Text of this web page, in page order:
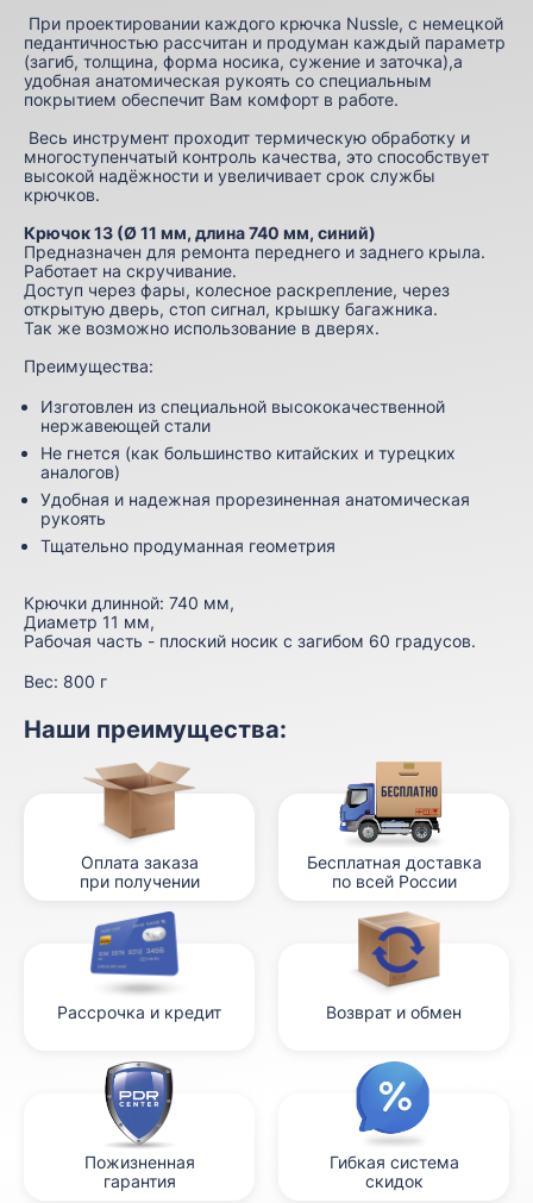
При проектировании каждого крючка Nussle, с немецкой
педантичностью рассчитан и продуман каждый параметр
(загиб, толщина, форма носика, сужение и заточка),а
удобная анатомическая рукоять со специальным
покрытием обеспечит Вам комфорт в работе.
Весь инструмент проходит термическую обработку и
многоступенчатый контроль качества, это способствует
высокой надёжности и увеличивает срок службы
крючков.
Крючок 13 (Ø 11 мм, длина 740 мм, синий)
Предназначен для ремонта переднего и заднего крыла.
Работает на скручивание.
Доступ через фары, колесное раскрепление, через
открытую дверь, стоп сигнал, крышку багажника.
Так же возможно использование в дверях.
Преимущества:
Изготовлен из специальной высококачественной
нержавеющей стали
Не гнется (как большинство китайских и турецких
аналогов)
Удобная и надежная прорезиненная анатомическая
рукоять
Тщательно продуманная геометрия
Крючки длинной: 740 мм,
Диаметр 11 мм,
Рабочая часть - плоский носик с загибом 60 градусов.
Вес: 800 г
Наши преимущества:
Оплата заказа
при получении
Бесплатная доставка
по всей России
Рассрочка и кредит Возврат и обмен
Пожизненная
гарантия
Гибкая система
скидок